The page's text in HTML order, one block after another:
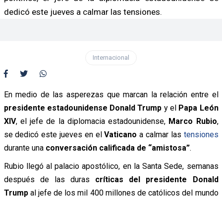
dedicó este jueves a calmar las tensiones.
Internacional
En medio de las asperezas que marcan la relación entre el
presidente estadounidense Donald Trump y el Papa León
XIV, el jefe de la diplomacia estadounidense, Marco Rubio,
se dedicó este jueves en elVaticano a calmar las tensiones
durante una conversación calificada de “amistosa”.
Rubio llegó al palacio apostólico, en la Santa Sede, semanas
después de las duras críticas del presidente Donald
Trumpal jefe de los mil 400 millones de católicos del mundo